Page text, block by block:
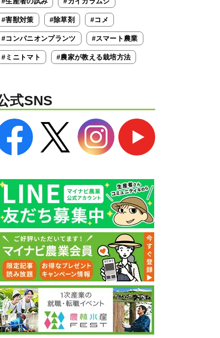
#害獣対策 #除草剤 #コメ
#コンパニオンプランツ #スマート農業
#ミニトマト #農家が教える栽培方法
式SNS